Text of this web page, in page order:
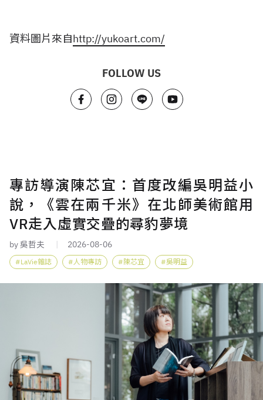
資料圖片來自http://yukoart.com/
FOLLOW US
專訪導演陳芯宜：首度改編吳明益小
說，《雲在兩千米》在北師美術館用
VR走入虛實交疊的尋豹夢境
by 吳哲夫 2026-08-06
LaVie雜誌 人物專訪 陳芯宜 吳明益